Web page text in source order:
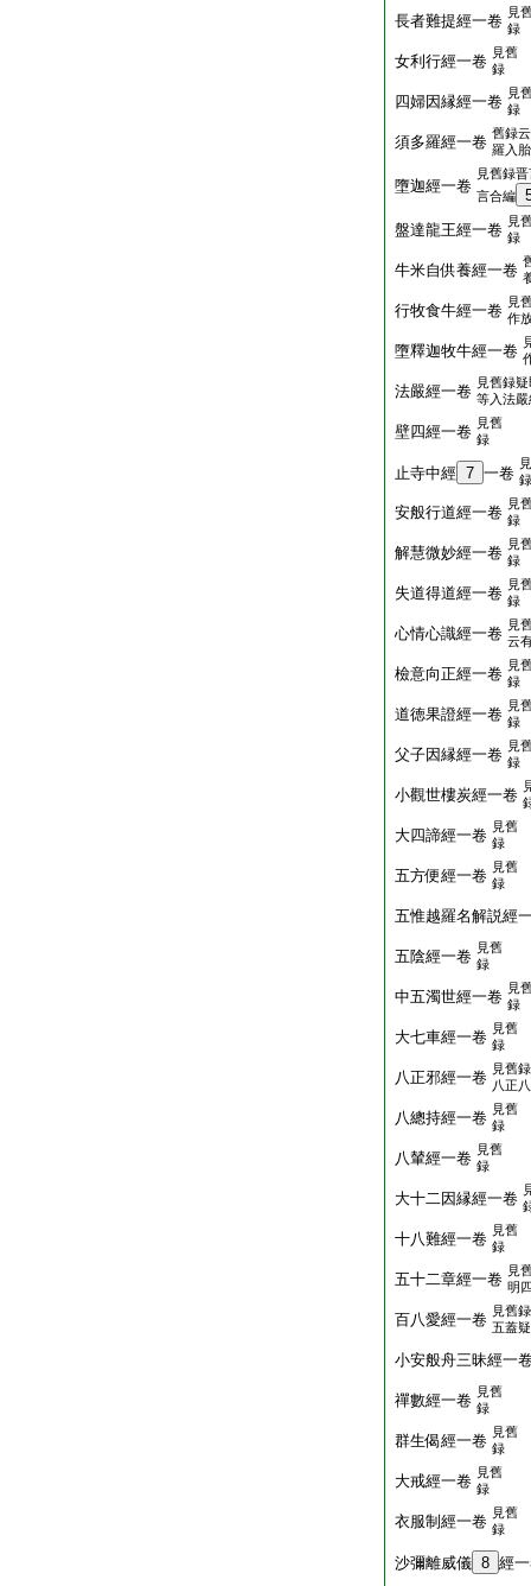
長者難提經一卷 見
録
女利行經一卷 見舊
録
四婦因縁經一卷 見
録
須多羅經一卷 舊録
羅入
墮迦經一卷
見舊録
言合編
盤達龍王經一卷 見
録
牛米自供養經一卷
行牧食牛經一卷 見
作
墮釋迦牧牛經一卷
法嚴經一卷 見舊録
等入法嚴
壁四經一卷 見舊
録
止寺中經 7 一卷 録
安般行道經一卷 見
録
解慧微妙經一卷 見
録
失道得道經一卷 見
録
心情心識經一卷 見
云
檢意向正經一卷 見
録
道徳果證經一卷 見
録
父子因縁經一卷 見
録
小觀世樓炭經一卷
大四諦經一卷 見舊
録
五方便經一卷 見舊
録
五惟越羅名解説經
五陰經一卷 見舊
録
中五濁世經一卷 見
録
大七車經一卷 見舊
録
八正邪經一卷 見舊
八正
八總持經一卷 見舊
録
八輦經一卷 見舊
録
大十二因縁經一卷
十八難經一卷 見舊
録
五十二章經一卷 見
明
百八愛經一卷 見舊
五蓋
小安般舟三昧經一
禪數經一卷 見舊
録
群生偈經一卷 見舊
録
大戒經一卷 見舊
録
衣服制經一卷 見舊
録
沙彌離威儀 8 經